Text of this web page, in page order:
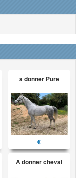
a donner Pure
€
A donner cheval